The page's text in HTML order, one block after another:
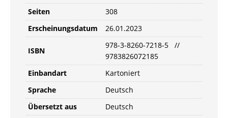
Seiten
308
Erscheinungsdatum
26.01.2023
ISBN
978-3-8260-7218-5 //
9783826072185
Einbandart
Kartoniert
Sprache
Deutsch
Übersetzt aus
Deutsch